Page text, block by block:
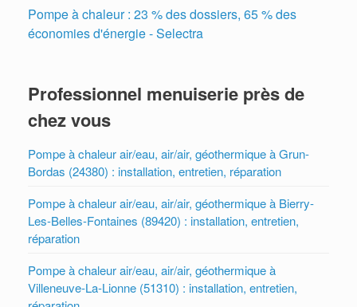
Pompe à chaleur : 23 % des dossiers, 65 % des
économies d'énergie - Selectra
Professionnel menuiserie près de
chez vous
Pompe à chaleur air/eau, air/air, géothermique à Grun-
Bordas (24380) : installation, entretien, réparation
Pompe à chaleur air/eau, air/air, géothermique à Bierry-
Les-Belles-Fontaines (89420) : installation, entretien,
réparation
Pompe à chaleur air/eau, air/air, géothermique à
Villeneuve-La-Lionne (51310) : installation, entretien,